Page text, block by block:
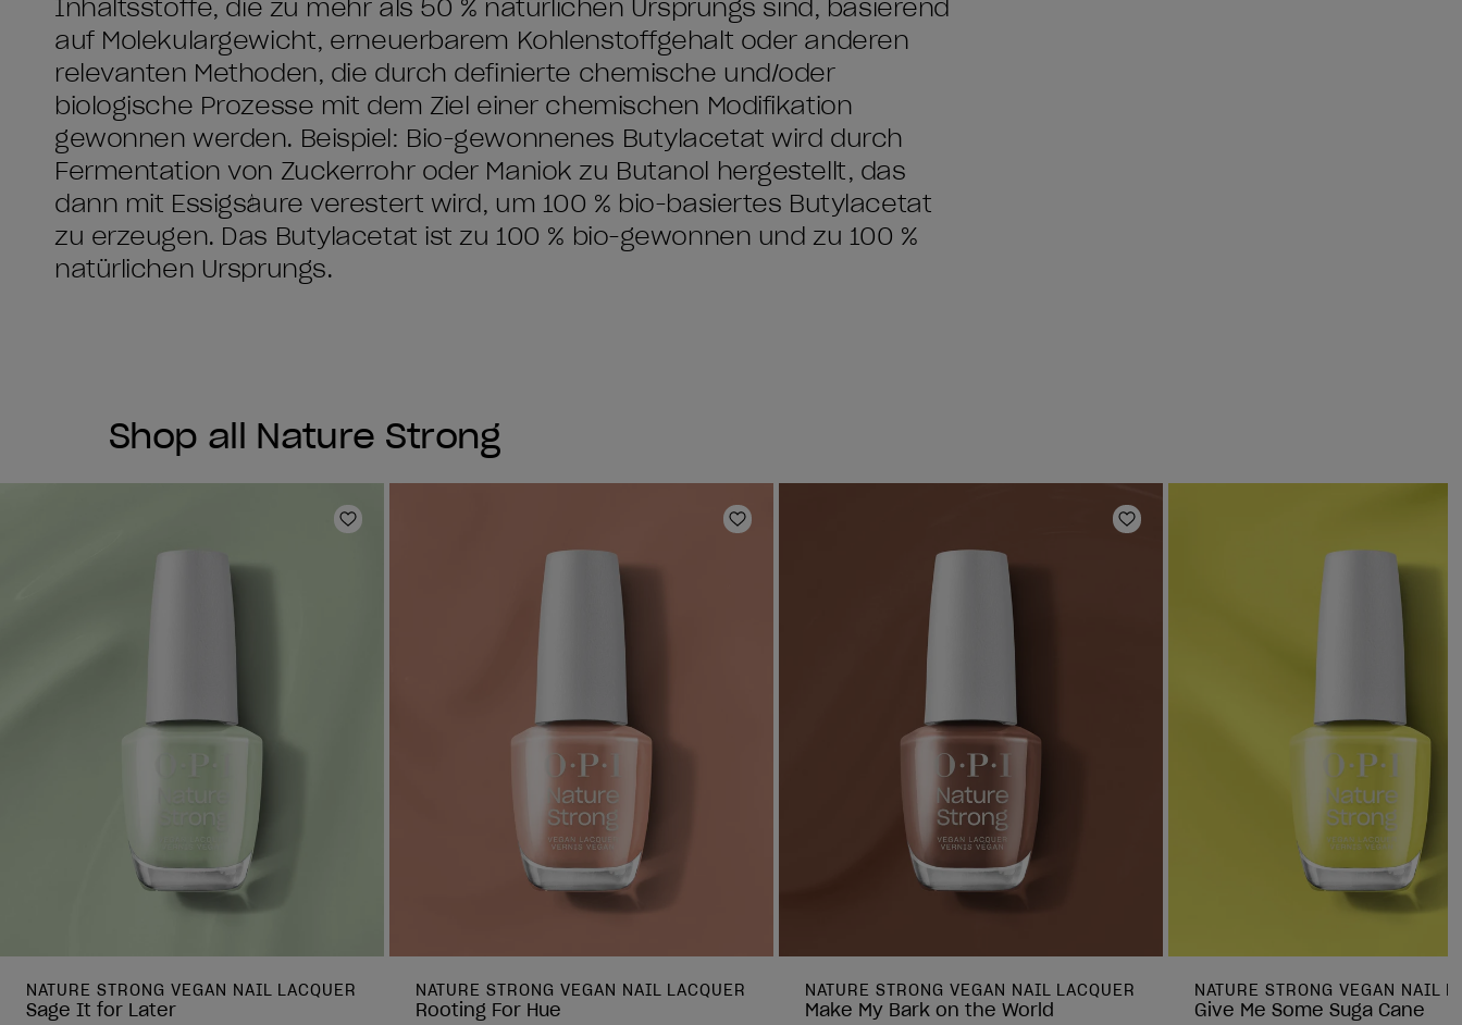
Inhaltsstoffe, die zu mehr als 50 % natürlichen Ursprungs sind, basierend
auf Molekulargewicht, erneuerbarem Kohlenstoffgehalt oder anderen
relevanten Methoden, die durch definierte chemische und/oder
biologische Prozesse mit dem Ziel einer chemischen Modifikation
gewonnen werden. Beispiel: Bio-gewonnenes Butylacetat wird durch
Fermentation von Zuckerrohr oder Maniok zu Butanol hergestellt, das
dann mit Essigsäure verestert wird, um 100 % bio-basiertes Butylacetat
zu erzeugen. Das Butylacetat ist zu 100 % bio-gewonnen und zu 100 %
natürlichen Ursprungs.
Shop all Nature Strong
Zur Wunschliste hinzufügen
NATURE STRONG VEGAN NAIL LACQUER
Sage It for Later
Zur Wunschliste hinzufügen
NATURE STRONG VEGAN NAIL LACQUER
Rooting For Hue
Zur Wunschliste hinzufügen
NATURE STRONG VEGAN NAIL LACQUER
Make My Bark on the World
NATURE STRONG VEGAN NAIL
Give Me Some Suga Cane